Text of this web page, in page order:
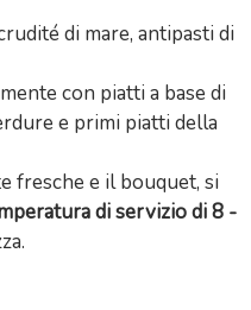
di mare, antipasti di
con piatti a base di
e primi piatti della
fresche e il bouquet, si
di servizio di 8 -